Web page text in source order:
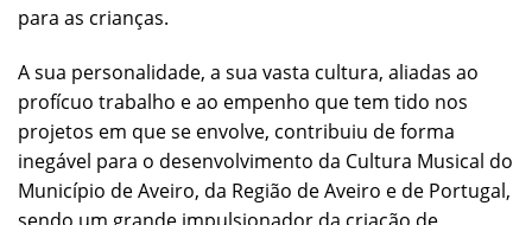
para as crianças.
A sua personalidade, a sua vasta cultura, aliadas ao
profícuo trabalho e ao empenho que tem tido nos
projetos em que se envolve, contribuiu de forma
inegável para o desenvolvimento da Cultura Musical do
Município de Aveiro, da Região de Aveiro e de Portugal,
sendo um grande impulsionador da criação de